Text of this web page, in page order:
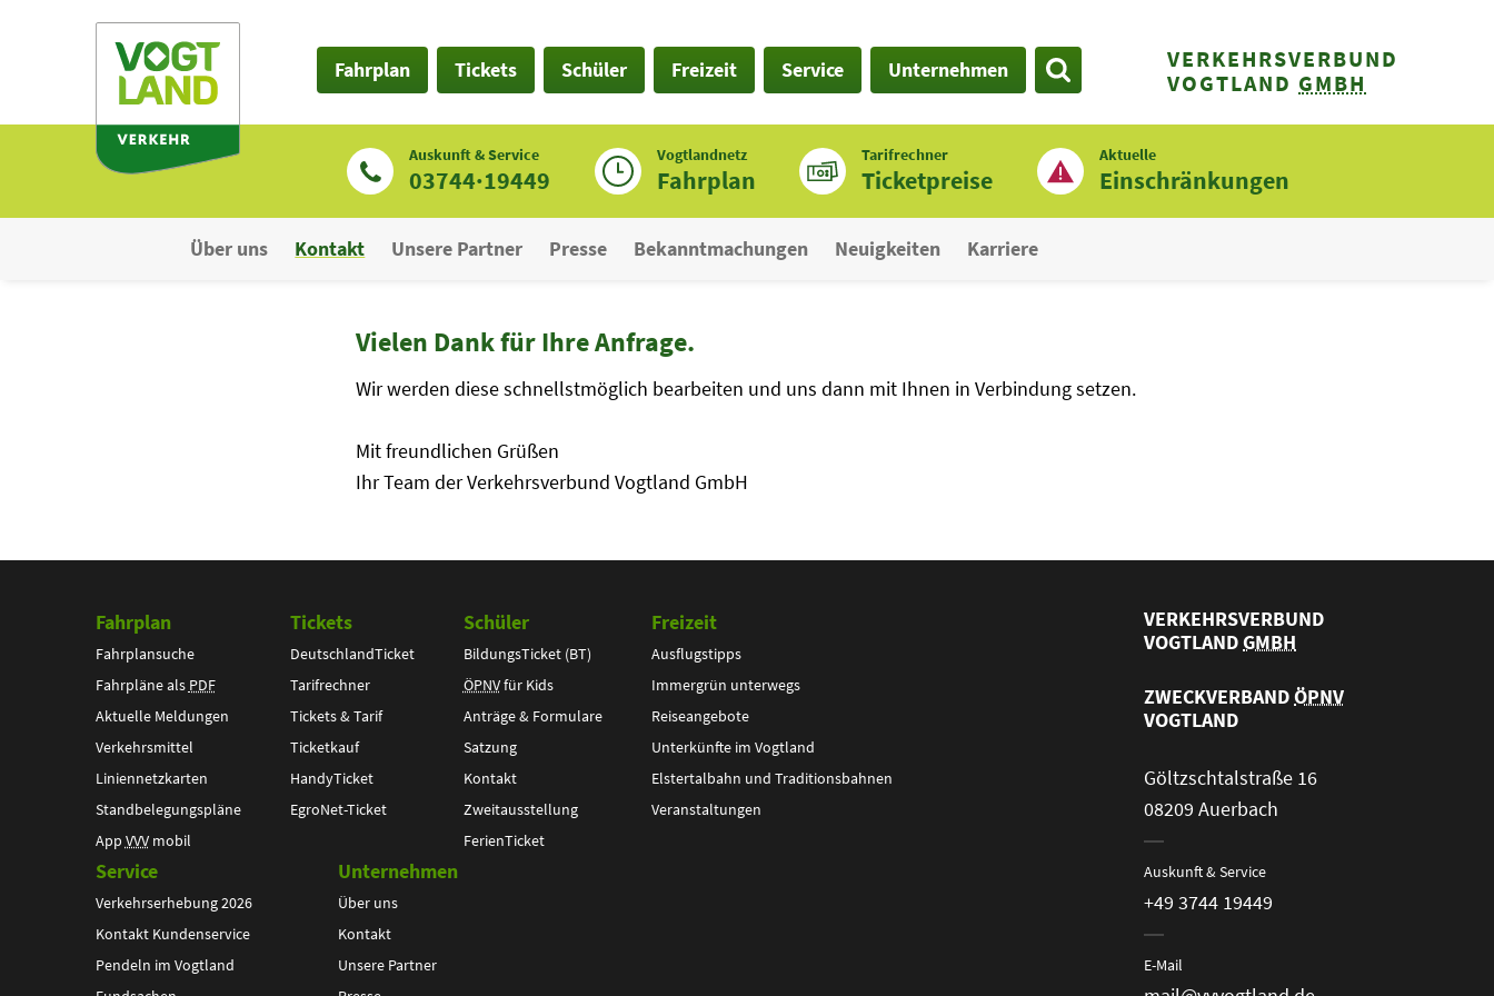
VERKEHRSVERBUND
VOGTLAND GMBH
Fahrplan Tickets Schüler Freizeit Service Unternehmen
Auskunft & Service
03744·19449
Vogtlandnetz
Fahrplan
Tarifrechner
Ticketpreise
Aktuelle
Einschränkungen
Über uns Kontakt Unsere Partner Presse Bekanntmachungen Neuigkeiten Karriere
Vielen Dank für Ihre Anfrage.
Wir werden diese schnellstmöglich bearbeiten und uns dann mit Ihnen in Verbindung setzen.
Mit freundlichen Grüßen
Ihr Team der Verkehrsverbund Vogtland GmbH
Fahrplan
Fahrplansuche
Fahrpläne als PDF
Aktuelle Meldungen
Verkehrsmittel
Liniennetzkarten
Standbelegungspläne
App VVVmobil
Tickets
DeutschlandTicket
Tarifrechner
Tickets & Tarif
Ticketkauf
HandyTicket
EgroNet-Ticket
Schüler
BildungsTicket (BT)
ÖPNVfür Kids
Anträge & Formulare
Satzung
Kontakt
Zweitausstellung
FerienTicket
Freizeit
Ausflugstipps
Immergrün unterwegs
Reiseangebote
Unterkünfte im Vogtland
Elstertalbahn und Traditionsbahnen
Veranstaltungen
Service
Verkehrserhebung 2026
Kontakt Kundenservice
Pendeln im Vogtland
Unternehmen
Über uns
Kontakt
Unsere Partner
VERKEHRSVERBUND
VOGTLANDGMBH
ZWECKVERBANDÖPNV
VOGTLAND
Göltzschtalstraße 16
08209 Auerbach
Auskunft & Service
+49 3744 19449
E-Mail